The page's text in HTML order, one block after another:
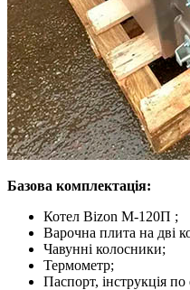
Базова комплектація:
Котел Bizon М-120П ;
Варочна плита на дві
Чавунні колосники;
Термометр;
Паспорт, інструкція по